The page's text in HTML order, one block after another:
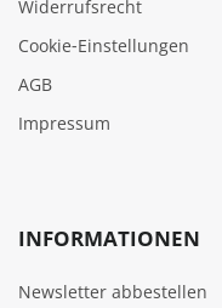
Widerrufsrecht
Cookie‑Einstellungen
AGB
Impressum
INFORMATIONEN
Newsletter abbestellen